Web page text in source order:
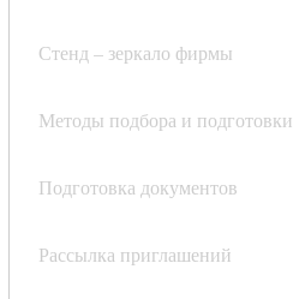
Стенд – зеркало фирмы
Методы подбора и
Подготовка документов
Рассылка приглашений